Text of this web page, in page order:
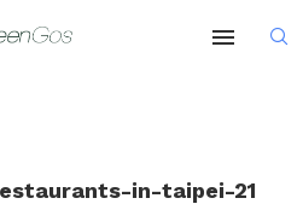
in-taipei-21